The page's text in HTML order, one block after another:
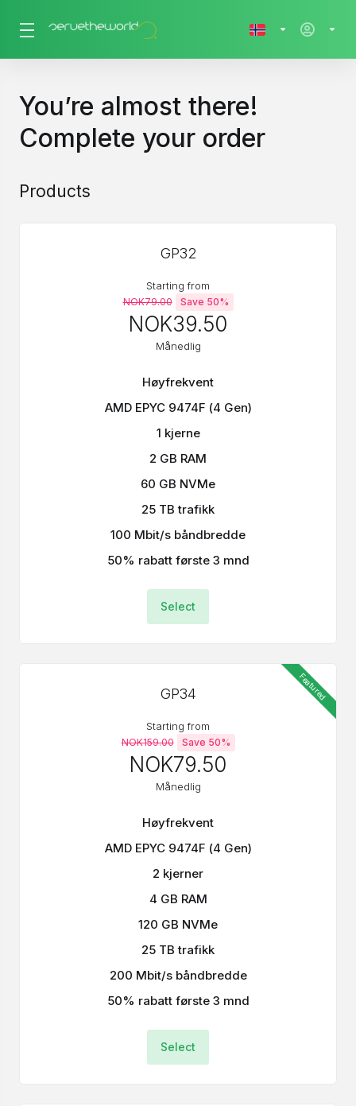
You’re almost there!
Complete your order
Products
GP32
Starting from
NOK79.00 Save 50%
NOK39.50
Månedlig
Høyfrekvent
AMD EPYC 9474F (4 Gen)
1 kjerne
2 GB RAM
60 GB NVMe
25 TB trafikk
100 Mbit/s båndbredde
50% rabatt første 3 mnd
Select
Featured
GP34
Starting from
NOK159.00 Save 50%
NOK79.50
Månedlig
Høyfrekvent
AMD EPYC 9474F (4 Gen)
2 kjerner
4 GB RAM
120 GB NVMe
25 TB trafikk
200 Mbit/s båndbredde
50% rabatt første 3 mnd
Select